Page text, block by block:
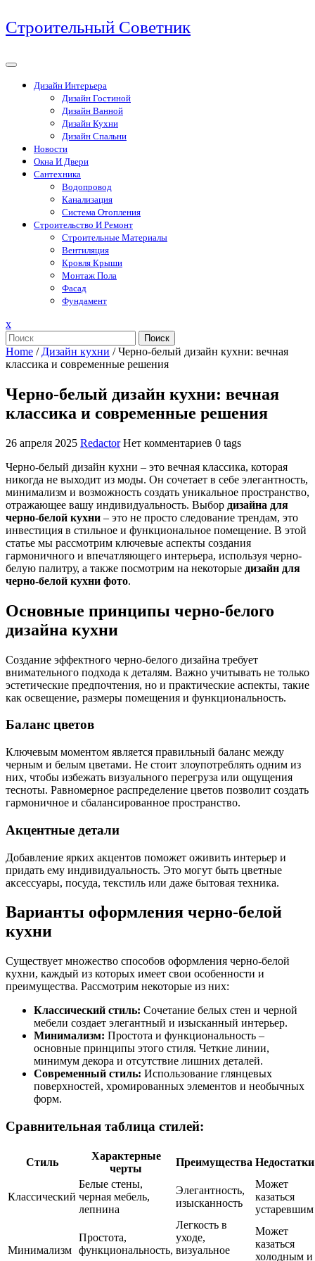
Перейти
к
Строительный Советник
Дизайн Интерьера
Дизайн Гостиной
Дизайн Ванной
Дизайн Кухни
Дизайн Спальни
Новости
Окна И Двери
Сантехника
Водопровод
Канализация
Система Отопления
Строительство И Ремонт
Строительные Материалы
Вентиляция
Кровля Крыши
Монтаж Пола
Фасад
Фундамент
xЗакрыть
меню
Поиск
Home / Дизайн кухни /Черно-белый дизайн кухни: вечная
классика и современные решения
Черно-белый дизайн кухни: вечная
классика и современные решения
26 апреля 2025 Redactor Нет комментариев 0 tags
Черно-белый дизайн кухни – это вечная классика, которая
никогда не выходит из моды. Он сочетает в себе элегантность,
минимализм и возможность создать уникальное пространство,
отражающее вашу индивидуальность. Выбор дизайна для
черно-белой кухни – это не просто следование трендам, это
инвестиция в стильное и функциональное помещение. В этой
статье мы рассмотрим ключевые аспекты создания
гармоничного и впечатляющего интерьера, используя черно-
белую палитру, а также посмотрим на некоторые дизайн для
черно-белой кухни фото.
Основные принципы черно-белого
дизайна кухни
Создание эффектного черно-белого дизайна требует
внимательного подхода к деталям. Важно учитывать не только
эстетические предпочтения, но и практические аспекты, такие
как освещение, размеры помещения и функциональность.
Баланс цветов
Ключевым моментом является правильный баланс между
черным и белым цветами. Не стоит злоупотреблять одним из
них, чтобы избежать визуального перегруза или ощущения
тесноты. Равномерное распределение цветов позволит создать
гармоничное и сбалансированное пространство.
Акцентные детали
Добавление ярких акцентов поможет оживить интерьер и
придать ему индивидуальность. Это могут быть цветные
аксессуары, посуда, текстиль или даже бытовая техника.
Варианты оформления черно-белой
кухни
Существует множество способов оформления черно-белой
кухни, каждый из которых имеет свои особенности и
преимущества. Рассмотрим некоторые из них:
Классический стиль: Сочетание белых стен и черной
мебели создает элегантный и изысканный интерьер.
Минимализм: Простота и функциональность –
основные принципы этого стиля. Четкие линии,
минимум декора и отсутствие лишних деталей.
Современный стиль: Использование глянцевых
поверхностей, хромированных элементов и необычных
форм.
Сравнительная таблица стилей:
Стиль
Характерные
черты
Преимущества Недостатки
Классический
Белые стены,
черная мебель,
лепнина
Элегантность,
изысканность
Может
казаться
устаревшим
Минимализм
Простота,
функциональность,
Легкость в
уходе,
визуальное
Может
казаться
холодным и